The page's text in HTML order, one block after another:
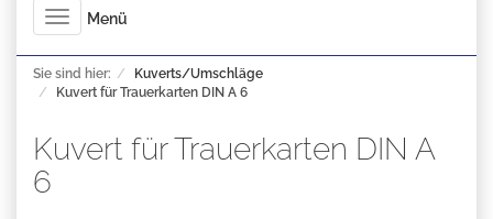
Toggle
navigation
Menü
Sie sind hier:
Kuverts/Umschläge
Kuvert für Trauerkarten DIN A 6
Kuvert für Trauerkarten DIN A
6